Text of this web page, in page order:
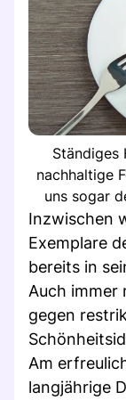
Ständiges
nachhaltige
uns sogar
Inzwischen
Exemplare
bereits in
Auch immer
gegen
Am
langjährige